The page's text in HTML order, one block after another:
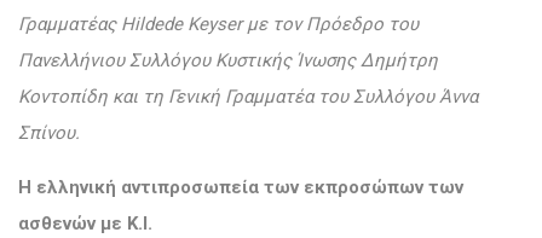
Γραμματέας Hildede Keyser με τον Πρόεδρο του
Πανελλήνιου Συλλόγου Κυστικής Ίνωσης Δημήτρη
Κοντοπίδη και τη Γενική Γραμματέα του Συλλόγου Άννα
Σπίνου.
Η ελληνική αντιπροσωπεία των εκπροσώπων των
ασθενών με Κ.Ι.